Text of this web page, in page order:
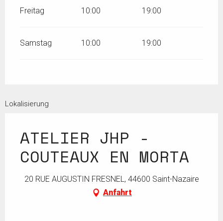
Freitag 10:00 19:00
Samstag 10:00 19:00
Lokalisierung
ATELIER JHP -
COUTEAUX EN MORTA
20 RUE AUGUSTIN FRESNEL, 44600 Saint-Nazaire
Anfahrt